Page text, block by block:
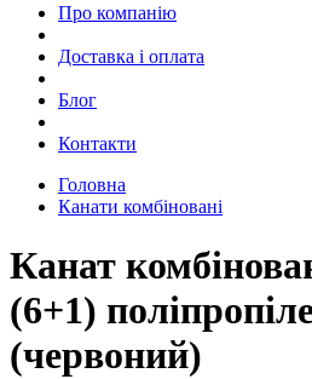
Про компанію
Доставка і оплата
Блог
Контакти
Головна
Канати комбіновані
Канат
(6+1)
(червоний)